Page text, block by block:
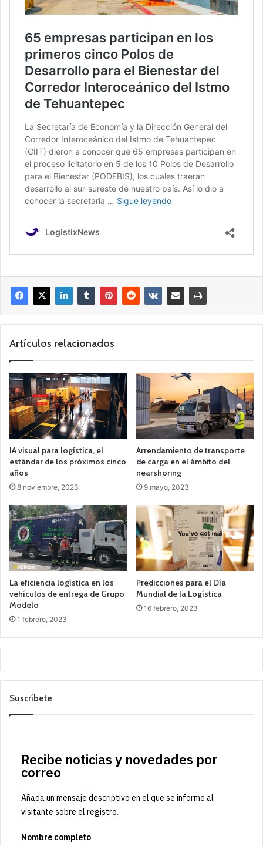
Artículos relacionados
IA visual para logística, el
estándar de los próximos cinco
años
8 noviembre, 2023
Arrendamiento de transporte
de carga en el ámbito del
nearshoring
9 mayo, 2023
La eficiencia logística en los
vehículos de entrega de Grupo
Modelo
1 febrero, 2023
Predicciones para el Día
Mundial de la Logística
16 febrero, 2023
Suscríbete
Recibe noticias y novedades por
correo
Añada un mensaje descriptivo en el que se informe al
visitante sobre el registro.
Nombre completo